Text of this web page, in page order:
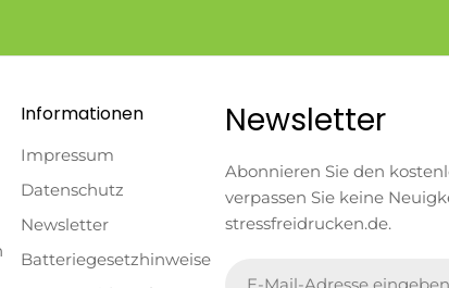
Informationen
Impressum
Datenschutz
Newsletter
Batteriegesetzhinweise
Newsletter
Abonnieren Sie den
verpassen Sie keine
stressfreidrucken.de.